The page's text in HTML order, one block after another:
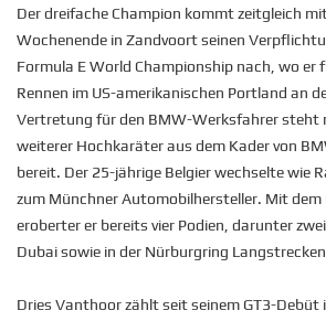
Der dreifache Champion kommt zeitgleich
Wochenende in Zandvoort seinen
Formula E World Championship nach, wo er
Rennen im US-amerikanischen Portland an
Vertretung für den BMW-Werksfahrer steht
weiterer Hochkaräter aus dem Kader von
bereit. Der 25-jährige Belgier wechselte wie
zum Münchner Automobilhersteller. Mit dem
eroberter er bereits vier Podien, darunter
Dubai sowie in der Nürburgring
Dries Vanthoor zählt seit seinem GT3-Debüt